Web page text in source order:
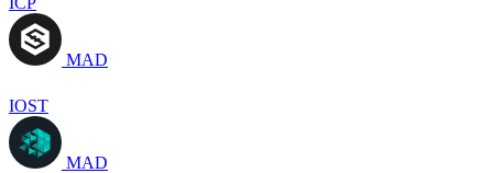
MAD
IOST
MAD